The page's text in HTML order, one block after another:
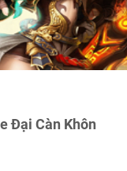
Đại Càn Khôn